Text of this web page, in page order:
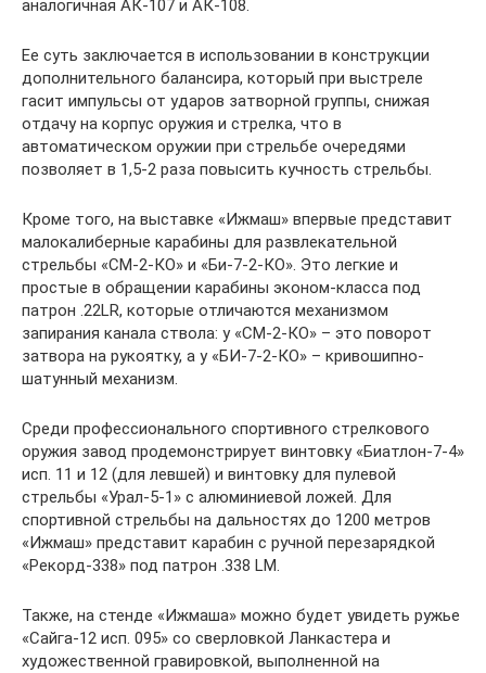
аналогичная АК-107 и АК-108.
Ее суть заключается в использовании в конструкции
дополнительного балансира, который при выстреле
гасит импульсы от ударов затворной группы, снижая
отдачу на корпус оружия и стрелка, что в
автоматическом оружии при стрельбе очередями
позволяет в 1,5-2 раза повысить кучность стрельбы.
Кроме того, на выставке «Ижмаш» впервые представит
малокалиберные карабины для развлекательной
стрельбы «СМ-2-КО» и «Би-7-2-КО». Это легкие и
простые в обращении карабины эконом-класса под
патрон .22LR, которые отличаются механизмом
запирания канала ствола: у «СМ-2-КО» – это поворот
затвора на рукоятку, а у «БИ-7-2-КО» – кривошипно-
шатунный механизм.
Среди профессионального спортивного стрелкового
оружия завод продемонстрирует винтовку «Биатлон-7-4»
исп. 11 и 12 (для левшей) и винтовку для пулевой
стрельбы «Урал-5-1» с алюминиевой ложей. Для
спортивной стрельбы на дальностях до 1200 метров
«Ижмаш» представит карабин с ручной перезарядкой
«Рекорд-338» под патрон .338 LM.
Также, на стенде «Ижмаша» можно будет увидеть ружье
«Сайга-12 исп. 095» со сверловкой Ланкастера и
художественной гравировкой, выполненной на